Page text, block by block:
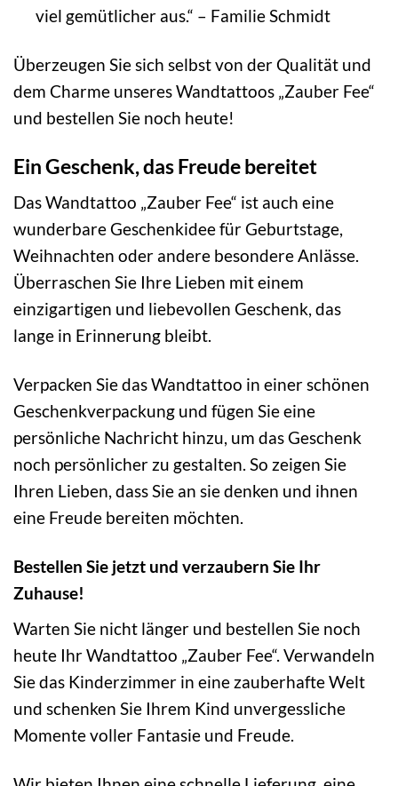
viel gemütlicher aus.“ – Familie Schmidt
Überzeugen Sie sich selbst von der Qualität und
dem Charme unseres Wandtattoos „Zauber Fee“
und bestellen Sie noch heute!
Ein Geschenk, das Freude bereitet
Das Wandtattoo „Zauber Fee“ ist auch eine
wunderbare Geschenkidee für Geburtstage,
Weihnachten oder andere besondere Anlässe.
Überraschen Sie Ihre Lieben mit einem
einzigartigen und liebevollen Geschenk, das
lange in Erinnerung bleibt.
Verpacken Sie das Wandtattoo in einer schönen
Geschenkverpackung und fügen Sie eine
persönliche Nachricht hinzu, um das Geschenk
noch persönlicher zu gestalten. So zeigen Sie
Ihren Lieben, dass Sie an sie denken und ihnen
eine Freude bereiten möchten.
Bestellen Sie jetzt und verzaubern Sie Ihr
Zuhause!
Warten Sie nicht länger und bestellen Sie noch
heute Ihr Wandtattoo „Zauber Fee“. Verwandeln
Sie das Kinderzimmer in eine zauberhafte Welt
und schenken Sie Ihrem Kind unvergessliche
Momente voller Fantasie und Freude.